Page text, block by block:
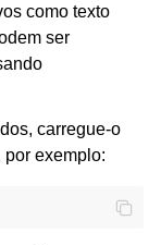
como texto
ser
carregue-o
por exemplo: